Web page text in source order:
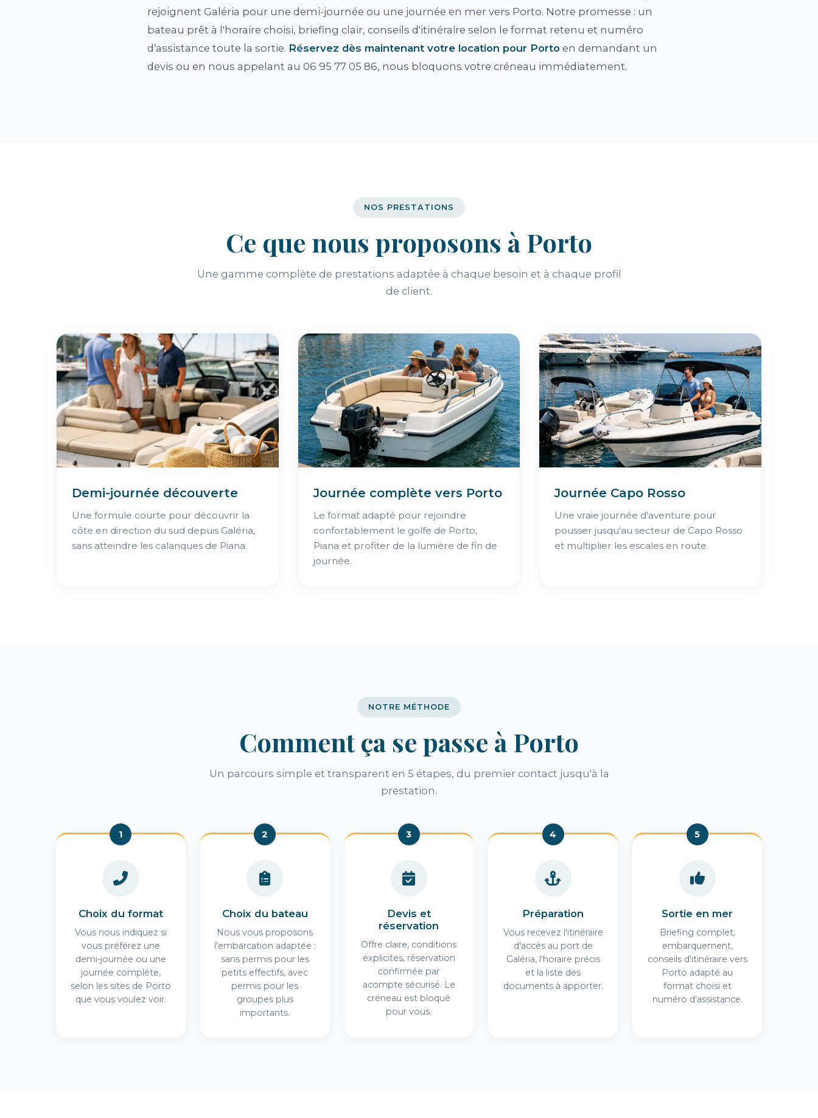
rejoignent Galéria pour une demi-journée ou une journée en mer vers Porto. Notre promesse : un
bateau prêt à l'horaire choisi, briefing clair, conseils d'itinéraire selon le format retenu et numéro
d'assistance toute la sortie. Réservez dès maintenant votre location pour Porto en demandant un
devis ou en nous appelant au 06 95 77 05 86, nous bloquons votre créneau immédiatement.
NOS PRESTATIONS
Ce que nous proposons à Porto
Une gamme complète de prestations adaptée à chaque besoin et à chaque profil
de client.
Demi-journée découverte
Une formule courte pour découvrir la
côte en direction du sud depuis Galéria,
sans atteindre les calanques de Piana.
Journée complète vers Porto
Le format adapté pour rejoindre
confortablement le golfe de Porto,
Piana et profiter de la lumière de fin de
journée.
Journée Capo Rosso
Une vraie journée d'aventure pour
pousser jusqu'au secteur de Capo Rosso
et multiplier les escales en route.
NOTRE MÉTHODE
Comment ça se passe à Porto
Un parcours simple et transparent en 5 étapes, du premier contact jusqu'à la
prestation.
1
Choix du format
Vous nous indiquez si
vous préférez une
demi-journée ou une
journée complète,
selon les sites de Porto
que vous voulez voir.
2
Choix du bateau
Nous vous proposons
l'embarcation adaptée :
sans permis pour les
petits effectifs, avec
permis pour les
groupes plus
importants.
3
Devis et
réservation
Offre claire, conditions
explicites, réservation
confirmée par
acompte sécurisé. Le
créneau est bloqué
pour vous.
4
Préparation
Vous recevez l'itinéraire
d'accès au port de
Galéria, l'horaire précis
et la liste des
documents à apporter.
5
Sortie en mer
Briefing complet,
embarquement,
conseils d'itinéraire vers
Porto adapté au
format choisi et
numéro d'assistance.